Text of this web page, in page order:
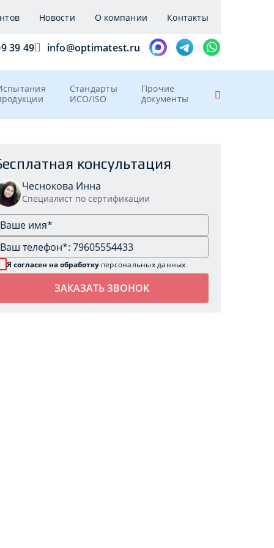
Новости О компании Контакты
39 49 info@optimatest.ru
Стандарты
ИСО/ISO
Прочие
документы
консультация
Чеснокова Инна
Специалист по сертификации
Я согласен на обработку персональных данных